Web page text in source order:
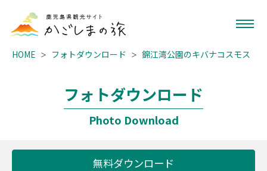
HOME フォトダウンロード 錦江湾公園のキバナコスモス
フォトダウンロード
Photo Download
無料ダウンロード